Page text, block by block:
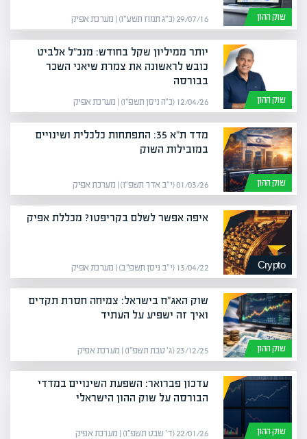
שוק ההון 29/07/16 (כ״ג תמוז תשע״ו) | מערכת אפיק
שוק ההון
יותר ממיליון שקל בחודש: מנכ"ל אלביט
כובש לראשונה את צמרת שיאני השכר
בבורסה
12/04/26 (כ״ה ניסן תשפ״ו) | מערכת אפיק
שוק ההון
מדד ת"א 35: התפתחות כלכלית ושינויים
במובילות השוק
01/03/26 (י״ב אדר תשפ״ו) | מערכת אפיק
Crypto
איפה אפשר לשלם בקריפטו? מכללת אפיק
13/04/22 (י״ב ניסן תשפ״ב) | מערכת אפיק
שוק ההון
שוק האג"ח בישראל: צמיחה חסרת תקדים
ואיך זה ישפיע על העתיד
23/12/25 (ג׳ טבת תשפ״ו) | מערכת אפיק
שוק ההון
עדכון פברואר: השפעת השינויים במדדי
הבורסה על שוק ההון הישראלי
22/01/26 (ד׳ שבט תשפ״ו) | מערכת אפיק